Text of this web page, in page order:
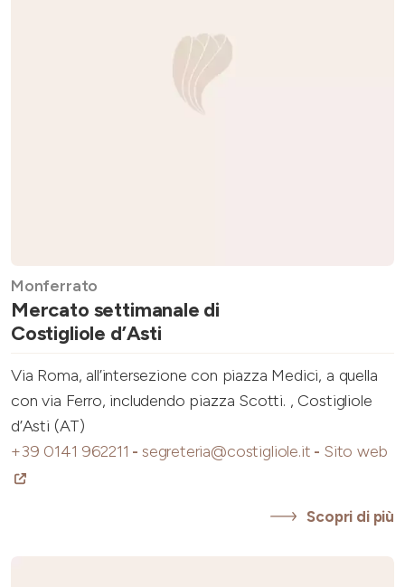
Monferrato
Mercato settimanale di
Costigliole d’Asti
Via Roma, all’intersezione con piazza Medici, a quella
con via Ferro, includendo piazza Scotti. , Costigliole
d’Asti (AT)
+39 0141 962211 - segreteria@costigliole.it - Sito web
Scopri di più